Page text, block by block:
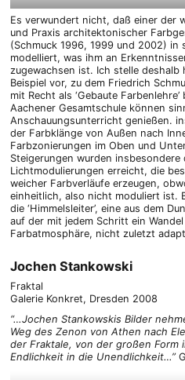
Es verwundert nicht, daß einer der
und Praxis architektonischer
(Schmuck 1996, 1999 und 2002) in
modelliert, was ihm an
zugewachsen ist. Ich stelle deshalb
Beispiel vor, zu dem Friedrich
mit Recht als ‘Gebaute
Aachener Gesamtschule können
Anschauungsunterricht genießen.
der Farbklänge von Außen nach
Farbzonierungen im Oben und
Steigerungen wurden
Lichtmodulierungen erreicht, die
weicher Farbverläufe erzeugen,
einheitlich, also nicht moduliert ist.
die ‘Himmelsleiter’, eine aus dem
auf der mit jedem Schritt ein
Farbatmosphäre, nicht zuletzt
Jochen Stankowski
Fraktal
Galerie Konkret, Dresden 2008
“…Jochen Stankowskis Bilder
Weg des Zenon von Athen nach
der Fraktale, von der großen Form
Endlichkeit in die Unendlichkeit…”